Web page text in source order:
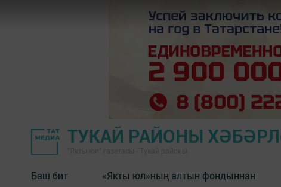
ТУКАЙ РАЙОНЫ
Баш бит «Якты юл»ның алтын фондыннан